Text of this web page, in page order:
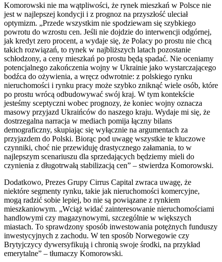
Komorowski nie ma wątpliwości, że rynek mieszkań w Polsce nie
jest w najlepszej kondycji i z prognoz na przyszłość uleciał
optymizm. „Przede wszystkim nie spodziewam się szybkiego
powrotu do wzrostu cen. Jeśli nie dojdzie do interwencji odgórnej,
jak kredyt zero procent, a wydaje się, że Polacy po prostu nie chcą
takich rozwiązań, to rynek w najbliższych latach pozostanie
schłodzony, a ceny mieszkań po prostu będą spadać. Nie oceniamy
potencjalnego zakończenia wojny w Ukrainie jako wystarczającego
bodźca do ożywienia, a wręcz odwrotnie: z polskiego rynku
nieruchomości i rynku pracy może szybko zniknąć wiele osób, które
po prostu wrócą odbudowywać swój kraj. W tym kontekście
jesteśmy sceptyczni wobec prognozy, że koniec wojny oznacza
masowy przyjazd Ukraińców do naszego kraju. Wydaje mi się, że
dostrzegalna narracja w mediach pomija łączny bilans
demograficzny, skupiając się wyłącznie na argumentach za
przyjazdem do Polski. Biorąc pod uwagę wszystkie te kluczowe
czynniki, choć nie przewiduję drastycznego załamania, to w
najlepszym scenariuszu dla sprzedających będziemy mieli do
czynienia z długotrwałą stabilizacją cen” – stwierdza Komorowski.
Dodatkowo, Prezes Grupy Cirrus Capital zwraca uwagę, że
niektóre segmenty rynku, takie jak nieruchomości komercyjne,
mogą radzić sobie lepiej, bo nie są powiązane z rynkiem
mieszkaniowym. „Wciąż widać zainteresowanie nieruchomościami
handlowymi czy magazynowymi, szczególnie w większych
miastach. To sprawdzony sposób inwestowania potężnych funduszy
inwestycyjnych z zachodu. W ten sposób Norwegowie czy
Brytyjczycy dywersyfikują i chronią swoje środki, na przykład
emerytalne” – tłumaczy Komorowski.